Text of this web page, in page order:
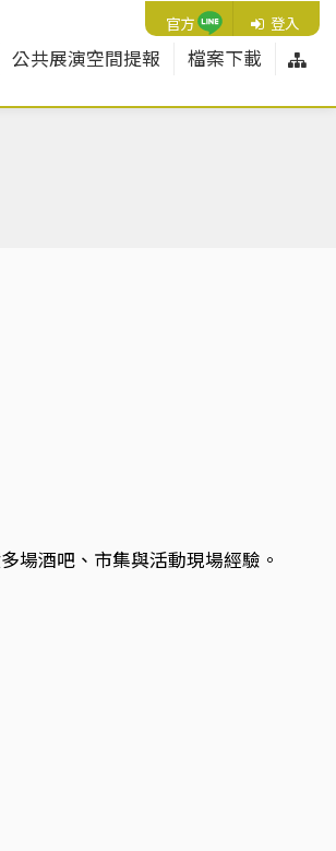
官方Line 登入
公共展演空間提報 檔案下載 網
場酒吧、市集與活動現場經驗。